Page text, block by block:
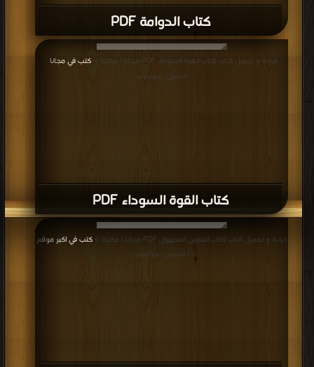
كتاب الدوامة PDF
كتاب القوة السوداء PDF
قراءة و تحميل كتاب كتاب القوة السوداء PDF مجانا | مكتبة > كتب في مجانا
التحميل : مرة/مرات
قراءة و تحميل كتاب كتاب الفارس المجهول PDF مجانا | مكتبة > كتب في اكبر موقع
| التحميل : مرة/مرات